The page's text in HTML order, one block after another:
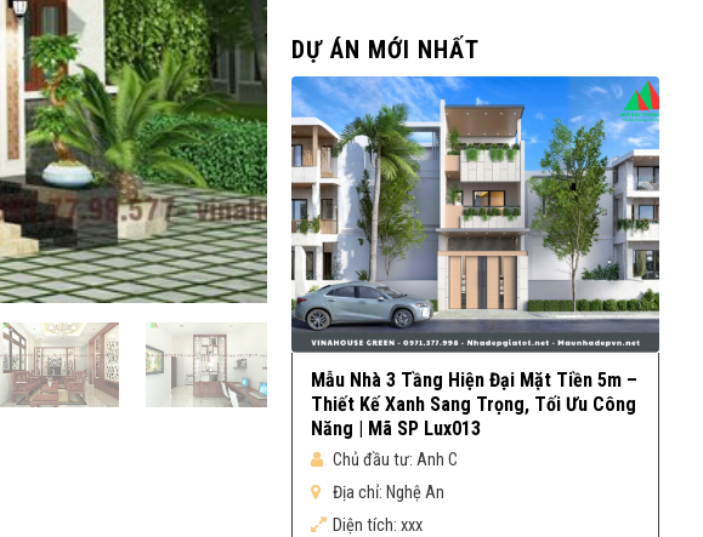
DỰ ÁN MỚI NHẤT
Mẫu Nhà 3 Tầng Hiện Đại Mặt Tiền 5m –
Thiết Kế Xanh Sang Trọng, Tối Ưu Công
Năng | Mã SP Lux013
Chủ đầu tư: Anh C
Địa chỉ: Nghệ An
Diện tích: xxx